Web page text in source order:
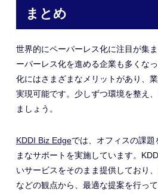
まとめ
世界的にペーパーレス化に注目が集
ーパーレス化を進める企業も多くな
化にはさまざまなメリットがあり、
実現可能です。少しずつ環境を整え
ましょう。
KDDI Biz Edgeでは、オフィスの課
まなサポートを実施しています。
いサービスをそのまま提供しており
などの観点から、最適な提案を行っ